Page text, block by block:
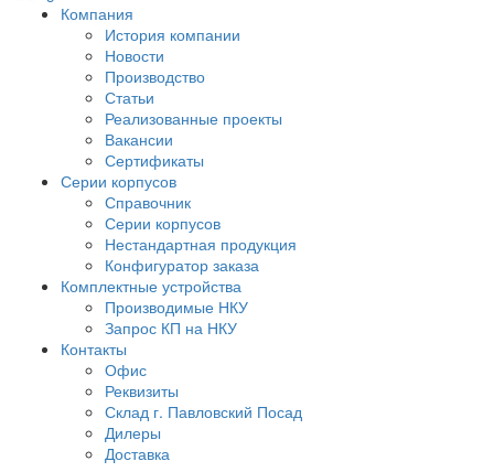
Компания
История компании
Новости
Производство
Статьи
Реализованные проекты
Вакансии
Сертификаты
Серии корпусов
Справочник
Серии корпусов
Нестандартная продукция
Конфигуратор заказа
Комплектные устройства
Производимые НКУ
Запрос КП на НКУ
Контакты
Офис
Реквизиты
Склад г. Павловский Посад
Дилеры
Доставка